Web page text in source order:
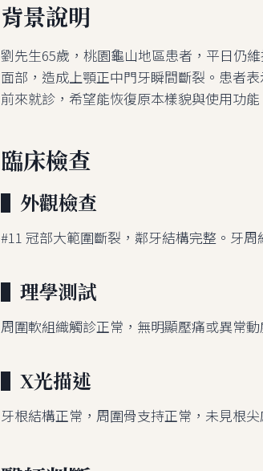
背景說明
劉先生65歲，桃園龜山地區患者，平日仍
面部，造成上顎正中門牙瞬間斷裂。患者
前來就診，希望能恢復原本樣貌與使用功能
臨床檢查
▌外觀檢查
#11 冠部大範圍斷裂，鄰牙結構完整。牙
▌理學測試
周圍軟組織觸診正常，無明顯壓痛或異常動
▌X光描述
牙根結構正常，周圍骨支持正常，未見根尖